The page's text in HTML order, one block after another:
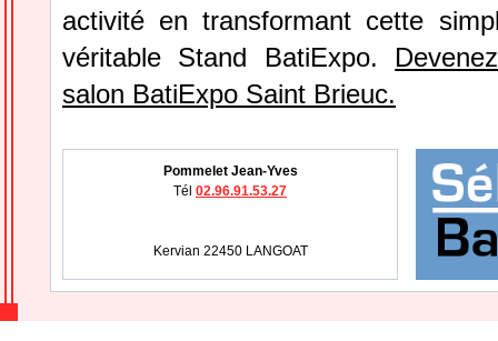
activité en transformant cette
véritable Stand BatiExpo.
salon BatiExpo Saint Brieuc.
Pommelet Jean-Yves
Tél 02.96.91.53.27
Kervian 22450 LANGOAT